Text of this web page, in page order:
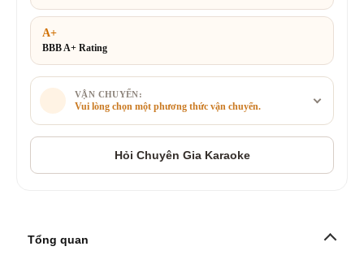
A+
BBB A+ Rating
VẬN CHUYỂN:
Vui lòng chọn một phương thức vận chuyển.
Tổng quan